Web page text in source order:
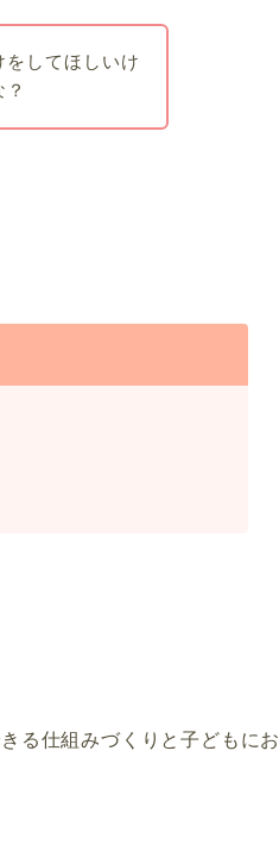
してほしいけ
る仕組みづくりと子どもにお